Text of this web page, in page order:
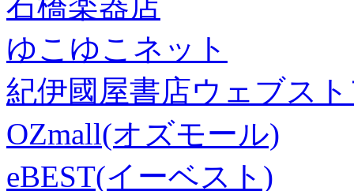
ゆこゆこネット
紀伊國屋書店ウェブス
OZmall(オズモール)
eBEST(イーベスト)